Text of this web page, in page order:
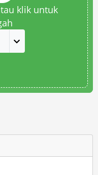
klik untuk